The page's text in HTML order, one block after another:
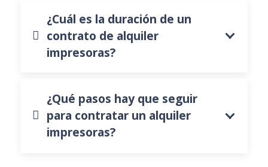
¿Cuál es la duración de un
contrato de alquiler
impresoras?
¿Qué pasos hay que seguir
para contratar un alquiler
impresoras?